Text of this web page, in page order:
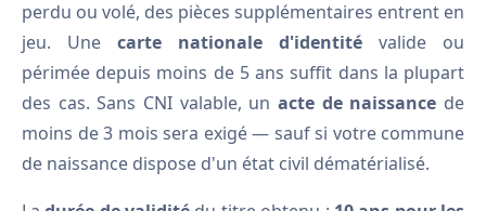
perdu ou volé, des pièces supplémentaires entrent en
jeu. Une carte nationale d'identité valide ou
périmée depuis moins de 5 ans suffit dans la plupart
des cas. Sans CNI valable, un acte de naissance de
moins de 3 mois sera exigé — sauf si votre commune
de naissance dispose d'un état civil dématérialisé.